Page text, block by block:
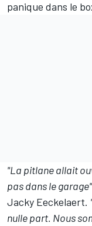
panique dans le
"La pitlane allait
pas dans le garage"
Jacky Eeckelaert.
nulle part. Nous